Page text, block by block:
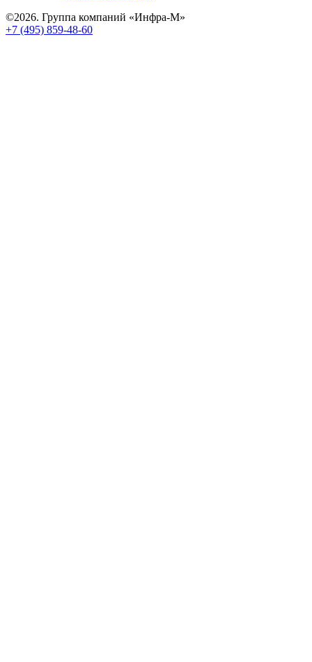
©2026. Группа компаний «Инфра-М»
+7 (495) 859-48-60